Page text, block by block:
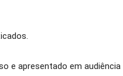
e apresentado em audiência